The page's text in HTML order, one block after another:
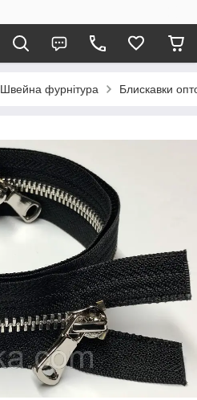
Швейна фурнітура Блискавки